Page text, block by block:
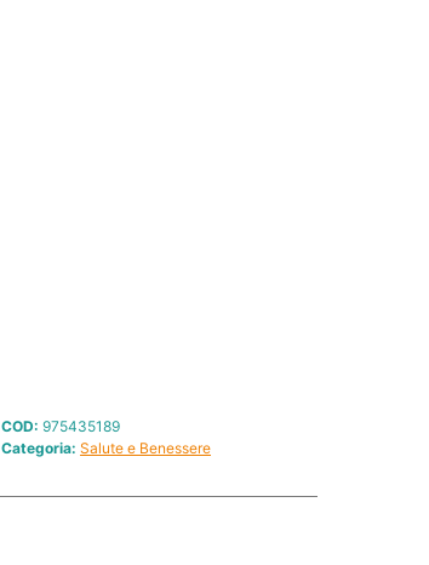
COD:975435189
Categoria: Salute e Benessere